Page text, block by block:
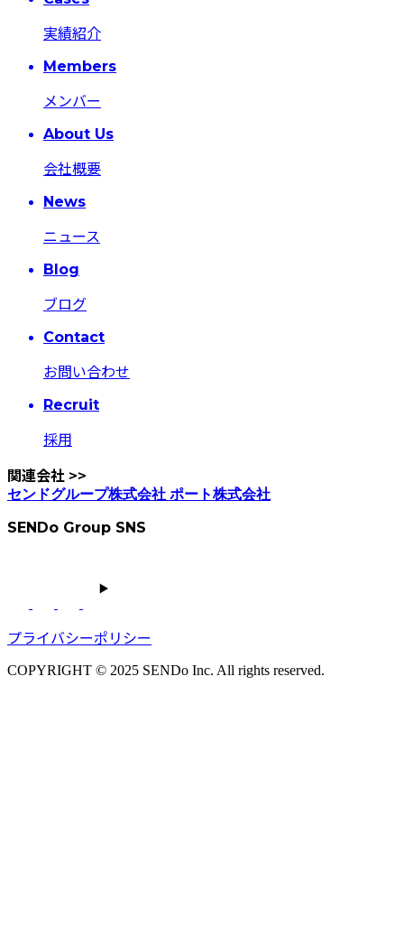
実績紹介
Members
メンバー
About Us
会社概要
News
ニュース
Blog
ブログ
Contact
お問い合わせ
Recruit
採用
関連会社 >>
センドグループ株式会社 ポート株式会社
SENDo Group SNS
プライバシーポリシー
COPYRIGHT © 2025 SENDo Inc. All rights reserved.